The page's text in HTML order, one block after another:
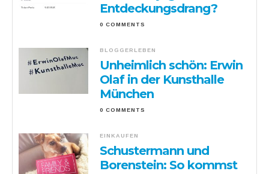
Entdeckungsdrang?
0 COMMENTS
BLOGGERLEBEN
Unheimlich schön: Erwin
Olaf in der Kunsthalle
München
0 COMMENTS
EINKAUFEN
Schustermann und
Borenstein: So kommst